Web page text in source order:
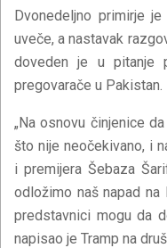
Dvonedeljno primirje
uveče, a nastavak
doveden je u pitanje
pregovarače u Pakistan.
„Na osnovu činjenice
što nije neočekivano, i
i premijera Šebaza
odložimo naš napad
predstavnici mogu da
napisao je Tramp na